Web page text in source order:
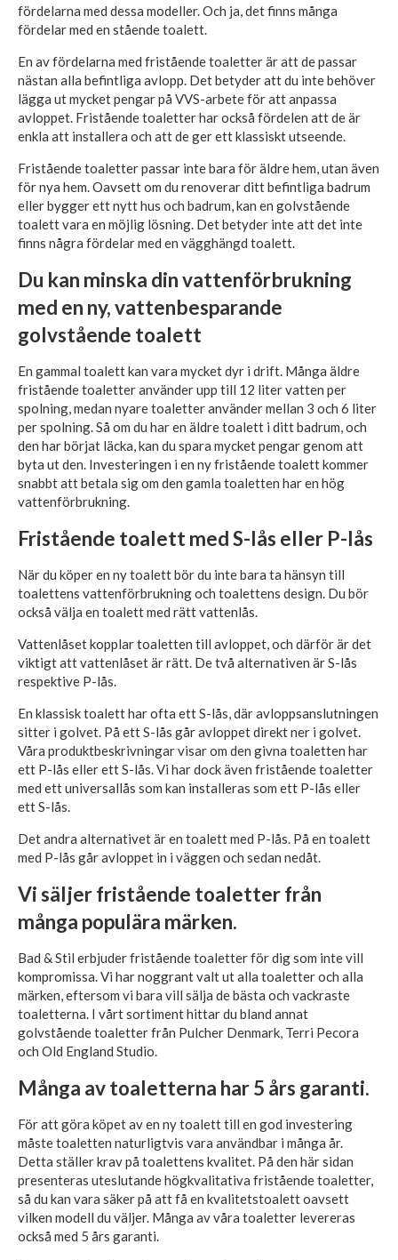
fördelarna med dessa modeller. Och ja, det finns många
fördelar med en stående toalett.
En av fördelarna med fristående toaletter är att de passar
nästan alla befintliga avlopp. Det betyder att du inte behöver
lägga ut mycket pengar på VVS-arbete för att anpassa
avloppet. Fristående toaletter har också fördelen att de är
enkla att installera och att de ger ett klassiskt utseende.
Fristående toaletter passar inte bara för äldre hem, utan även
för nya hem. Oavsett om du renoverar ditt befintliga badrum
eller bygger ett nytt hus och badrum, kan en golvstående
toalett vara en möjlig lösning. Det betyder inte att det inte
finns några fördelar med en vägghängd toalett.
Du kan minska din vattenförbrukning
med en ny, vattenbesparande
golvstående toalett
En gammal toalett kan vara mycket dyr i drift. Många äldre
fristående toaletter använder upp till 12 liter vatten per
spolning, medan nyare toaletter använder mellan 3 och 6 liter
per spolning. Så om du har en äldre toalett i ditt badrum, och
den har börjat läcka, kan du spara mycket pengar genom att
byta ut den. Investeringen i en ny fristående toalett kommer
snabbt att betala sig om den gamla toaletten har en hög
vattenförbrukning.
Fristående toalett med S-lås eller P-lås
När du köper en ny toalett bör du inte bara ta hänsyn till
toalettens vattenförbrukning och toalettens design. Du bör
också välja en toalett med rätt vattenlås.
Vattenlåset kopplar toaletten till avloppet, och därför är det
viktigt att vattenlåset är rätt. De två alternativen är S-lås
respektive P-lås.
En klassisk toalett har ofta ett S-lås, där avloppsanslutningen
sitter i golvet. På ett S-lås går avloppet direkt ner i golvet.
Våra produktbeskrivningar visar om den givna toaletten har
ett P-lås eller ett S-lås. Vi har dock även fristående toaletter
med ett universallås som kan installeras som ett P-lås eller
ett S-lås.
Det andra alternativet är en toalett med P-lås. På en toalett
med P-lås går avloppet in i väggen och sedan nedåt.
Vi säljer fristående toaletter från
många populära märken.
Bad & Stil erbjuder fristående toaletter för dig som inte vill
kompromissa. Vi har noggrant valt ut alla toaletter och alla
märken, eftersom vi bara vill sälja de bästa och vackraste
toaletterna. I vårt sortiment hittar du bland annat
golvstående toaletter från Pulcher Denmark, Terri Pecora
och Old England Studio.
Många av toaletterna har 5 års garanti.
För att göra köpet av en ny toalett till en god investering
måste toaletten naturligtvis vara användbar i många år.
Detta ställer krav på toalettens kvalitet. På den här sidan
presenteras uteslutande högkvalitativa fristående toaletter,
så du kan vara säker på att få en kvalitetstoalett oavsett
vilken modell du väljer. Många av våra toaletter levereras
också med 5 års garanti.